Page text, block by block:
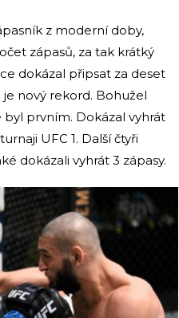
z moderní doby,
zápasů, za tak krátký
dokázal připsat za deset
nový rekord. Bohužel
prvním. Dokázal vyhrát
UFC 1. Další čtyři
dokázali vyhrát 3 zápasy.